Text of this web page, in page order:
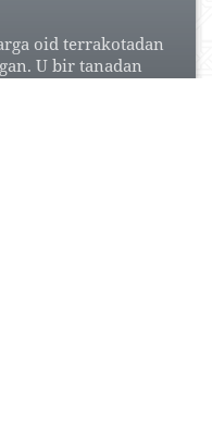
oid terrakotadan
U bir tanadan